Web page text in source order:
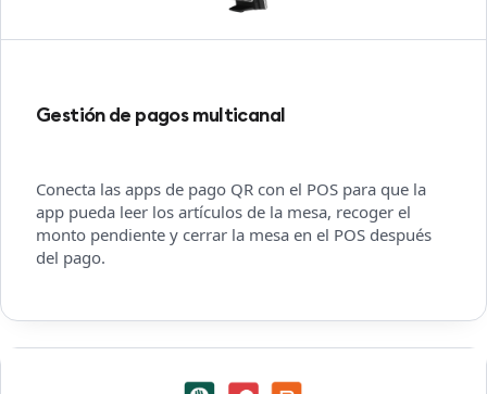
Gestión de pagos multicanal
Conecta las apps de pago QR con el POS para que la
app pueda leer los artículos de la mesa, recoger el
monto pendiente y cerrar la mesa en el POS después
del pago.